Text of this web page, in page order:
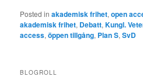
Posted in akademisk frihet,open
akademisk frihet, Debatt,Kungl.
access,öppen tillgång, Plan S,SvD
BLOGROLL